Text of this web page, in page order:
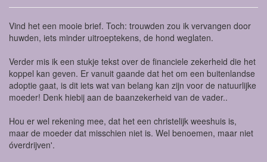
Vind het een mooie brief. Toch: trouwden zou ik vervangen door
huwden, iets minder uitroeptekens, de hond weglaten.
Verder mis ik een stukje tekst over de financiele zekerheid die het
koppel kan geven. Er vanuit gaande dat het om een buitenlandse
adoptie gaat, is dit iets wat van belang kan zijn voor de natuurlijke
moeder! Denk hiebij aan de baanzekerheid van de vader..
Hou er wel rekening mee, dat het een christelijk weeshuis is,
maar de moeder dat misschien niet is. Wel benoemen, maar niet
óverdrijven'.